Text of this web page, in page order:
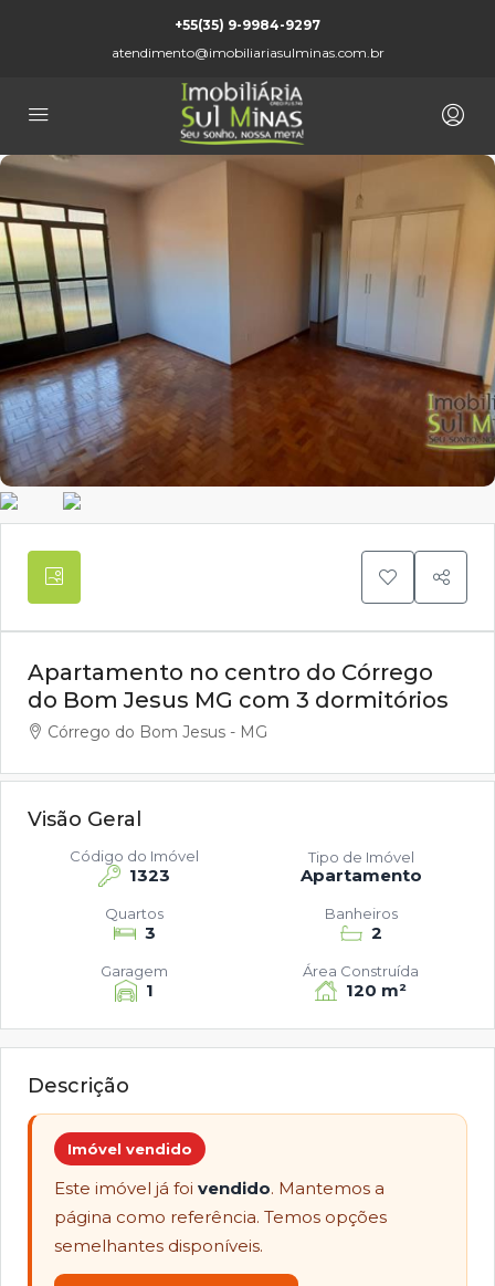
+55(35) 9-9984-9297
atendimento@imobiliariasulminas.com.br
Apartamento no centro do Córrego
do Bom Jesus MG com 3 dormitórios
Córrego do Bom Jesus - MG
Visão Geral
1323
Código do Imóvel
Apartamento
Tipo de Imóvel
3
Quartos
2
Banheiros
1
Garagem
120 m²
Área Construída
Descrição
Imóvel vendido
Este imóvel já foi vendido. Mantemos a
página como referência. Temos opções
semelhantes disponíveis.